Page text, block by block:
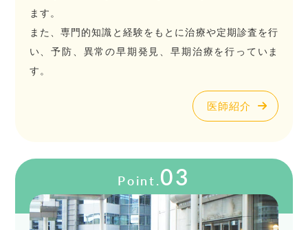
ます。
また、専門的知識と経験をもとに治療や定期診査を行
い、予防、異常の早期発見、早期治療を行っていま
す。
医師紹介
Point.03